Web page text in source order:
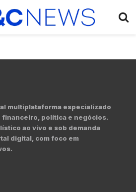
multiplataforma especializado
financeiro, política e negócios.
ao vivo e sob demanda
digital, com foco em